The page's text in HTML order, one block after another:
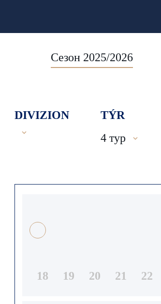
Сезон 2025/2026
DIVIZION
TÝR
4 тур
18
19 20 21 22